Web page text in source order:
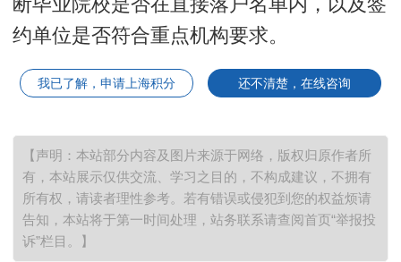
约单位是否符合重点机构要求。
我已了解，申请上海积分 还不清楚，在线咨询
【声明：本站部分内容及图片来源于网络，版权归原作者所
有，本站展示仅供交流、学习之目的，不构成建议，不拥有
所有权，请读者理性参考。若有错误或侵犯到您的权益烦请
告知，本站将于第一时间处理，站务联系请查阅首页“举报投
诉”栏目。】